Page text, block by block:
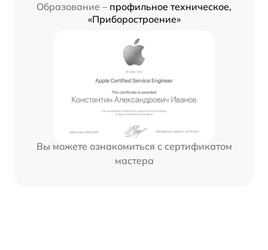
Образование – профильное техническое,
«Приборостроение»
Вы можете ознакомиться с сертификатом
мастера